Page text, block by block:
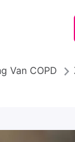
Van COPD